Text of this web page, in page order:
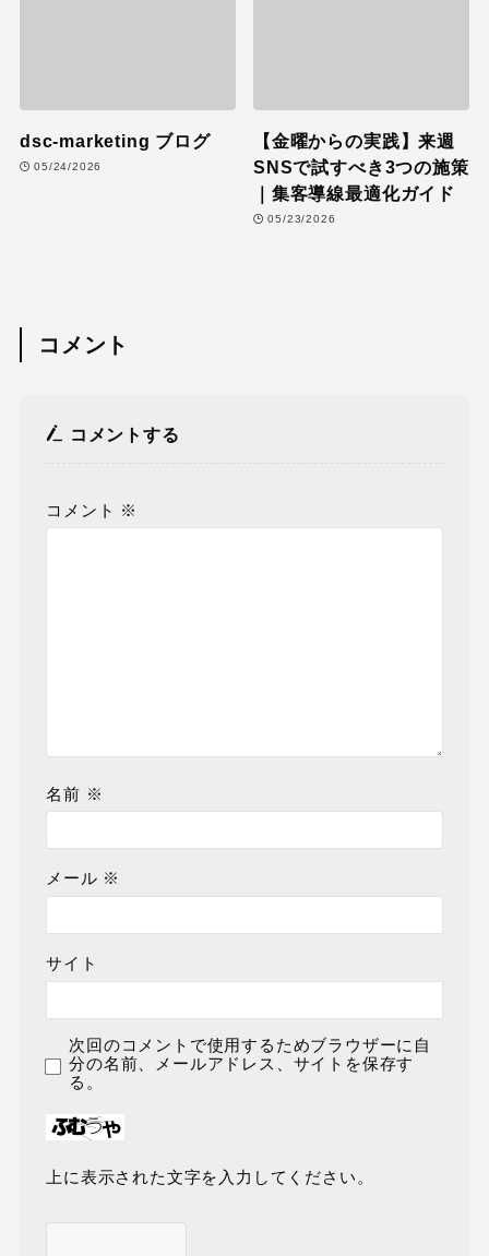
dsc-marketing ブログ
05/24/2026
【金曜からの実践】来週
SNSで試すべき3つの施策
｜集客導線最適化ガイド
05/23/2026
コメント
コメントする
コメント ※
名前 ※
メール ※
サイト
次回のコメントで使用するためブラウザーに自
分の名前、メールアドレス、サイトを保存す
る。
上に表示された文字を入力してください。